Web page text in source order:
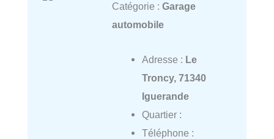
Catégorie : Garage
automobile
Adresse : Le
Troncy, 71340
Iguerande
Quartier :
Téléphone :